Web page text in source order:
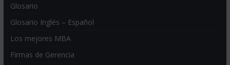
Glosario
Glosario Inglés – Español
Los mejores MBA
Firmas de Gerencia